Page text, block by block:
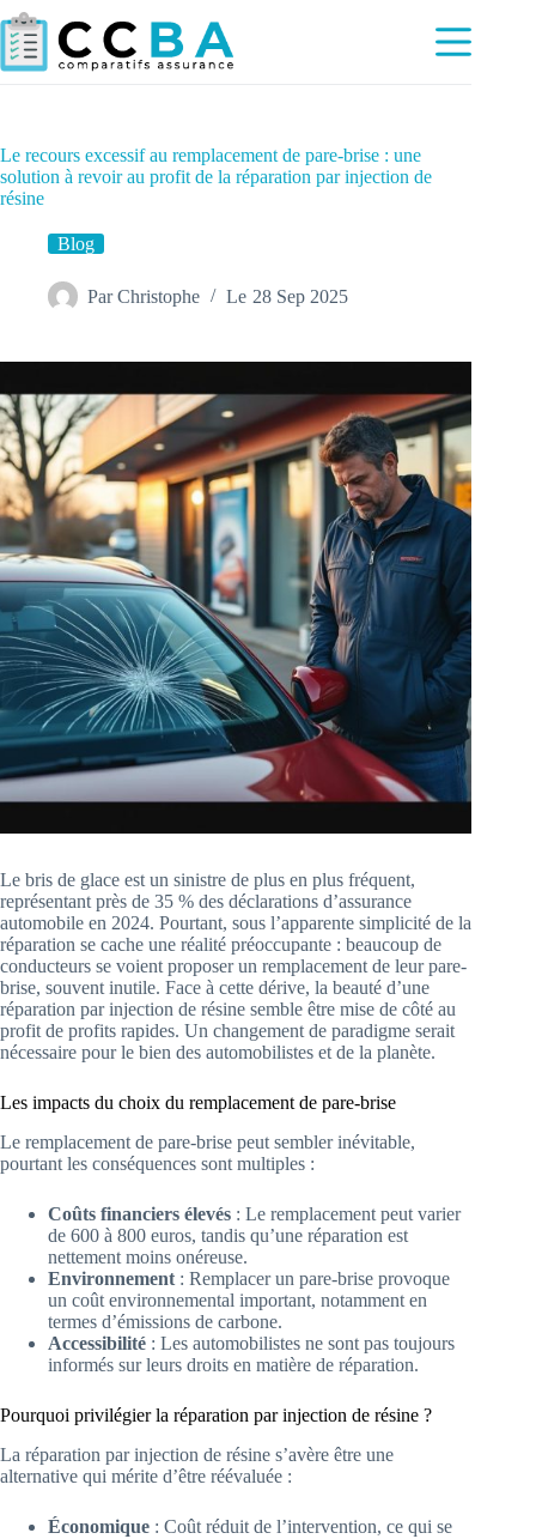
Passer
au
contenu
Le recours excessif au remplacement de pare-brise : une
solution à revoir au profit de la réparation par injection de
résine
Blog
Par Christophe Le 28 Sep 2025
Le bris de glace est un sinistre de plus en plus fréquent,
représentant près de 35 % des déclarations d’assurance
automobile en 2024. Pourtant, sous l’apparente simplicité de la
réparation se cache une réalité préoccupante : beaucoup de
conducteurs se voient proposer un remplacement de leur pare-
brise, souvent inutile. Face à cette dérive, la beauté d’une
réparation par injection de résine semble être mise de côté au
profit de profits rapides. Un changement de paradigme serait
nécessaire pour le bien des automobilistes et de la planète.
Les impacts du choix du remplacement de pare-brise
Le remplacement de pare-brise peut sembler inévitable,
pourtant les conséquences sont multiples :
Coûts financiers élevés : Le remplacement peut varier
de 600 à 800 euros, tandis qu’une réparation est
nettement moins onéreuse.
Environnement : Remplacer un pare-brise provoque
un coût environnemental important, notamment en
termes d’émissions de carbone.
Accessibilité : Les automobilistes ne sont pas toujours
informés sur leurs droits en matière de réparation.
Pourquoi privilégier la réparation par injection de résine ?
La réparation par injection de résine s’avère être une
alternative qui mérite d’être réévaluée :
Économique : Coût réduit de l’intervention, ce qui se